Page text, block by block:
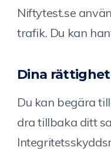
Niftytest.se
trafik. Du kan
Dina
Du kan begära
dra tillbaka ditt